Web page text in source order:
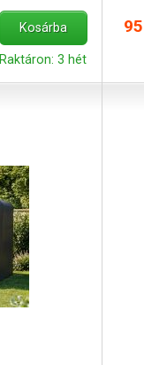
Kosárba
Raktáron: 3 hét